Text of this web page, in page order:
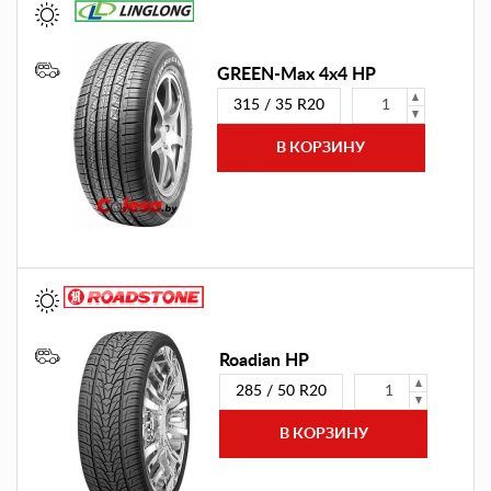
GREEN-Max 4x4 HP
315 / 35 R20
Roadian HP
285 / 50 R20